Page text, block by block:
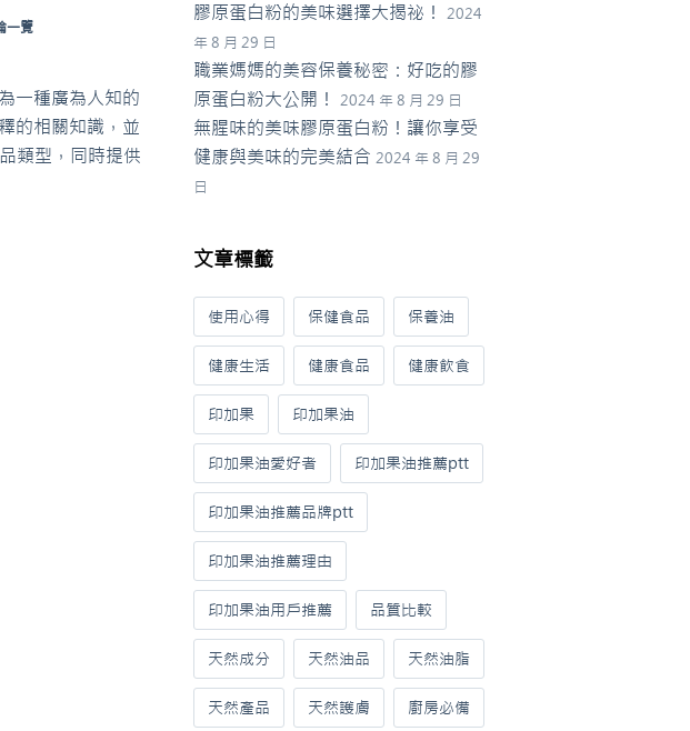
一覽
一種廣為人知的
的相關知識，並
類型，同時提供
膠原蛋白粉的美味選擇大揭祕！
2024
年 8 月 29 日
職業媽媽的美容保養秘密：好吃的膠
原蛋白粉大公開！
2024 年 8 月 29 日
無腥味的美味膠原蛋白粉！讓你享受
健康與美味的完美結合 2024 年 8 月 29
日
文章標籤
使用心得 保健食品 保養油
健康生活 健康食品 健康飲食
印加果 印加果油
印加果油愛好者 印加果油推薦ptt
印加果油推薦品牌ptt
印加果油推薦理由
印加果油用戶推薦 品質比較
天然成分 天然油品 天然油脂
天然產品 天然護膚 廚房必備